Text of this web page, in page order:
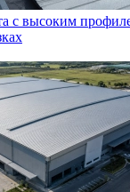
с высоким